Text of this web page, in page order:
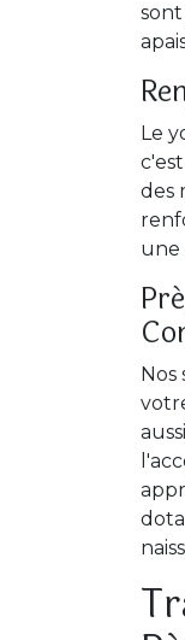
Le
des
une
Nos